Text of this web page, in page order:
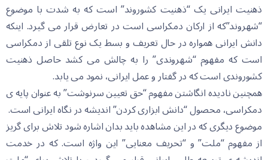
ذهنیت ایرانی یک “ذهنیت کشوروند” است که به شدت با موضوع
“شهروند”که از ارکان دمکراسی است در تعارض قرار می گیرد. اینکه
دانش ایرانی همواره در حال تعریف و بسط یک نوع تلقی از دمکراسی
است که مفهوم “شهروندی” را به چالش می کشد حاصل ذهنیت
کشوروندی است که در گفتار و عمل ایرانی، نمود می یابد.
همچنین نادیده انگاشتن مفهوم “حق تعیین سرنوشت” به عنوان پایه ی
دمکراسی، محصول “دانش ابزاری کردن” اندیشه در نگاه ایرانی است.
موضوع دیگری که در این مشاهده باید بدان اشاره شود تلاش برای گریز
از مفهوم “ملت” و “تحریف معنایی” این واژه است. که در خدمت